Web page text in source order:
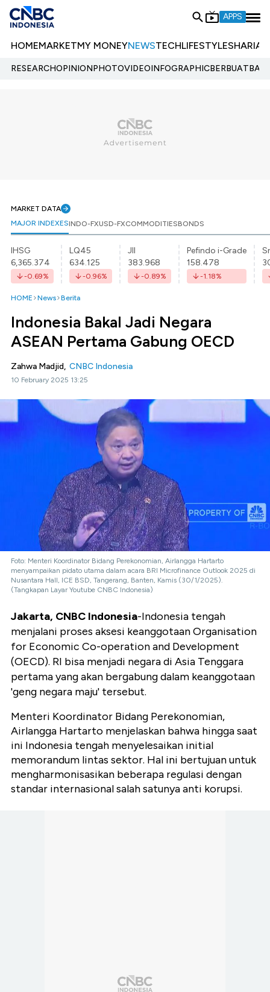
APPS
HOMEMARKETMY MONEYNEWSTECHLIFESTYLESHARIA
RESEARCHOPINIONPHOTOVIDEOINFOGRAPHIC
MARKET DATA
MAJOR INDEXESINDO-FXUSD-FXCOMMODITIESBONDS
IHSG
6,365.374
-0.69%
LQ45
634.125
-0.96%
JII
383.968
-0.89%
Pefindo i-Grade
158.478
-1.18%
HOME News Berita
Indonesia Bakal Jadi Negara
ASEAN Pertama Gabung OECD
Zahwa Madjid, CNBC Indonesia
10 February 2025 13:25
Foto: Menteri Koordinator Bidang Perekonomian, Airlangga Hartarto
menyampaikan pidato utama dalam acara BRI Microfinance Outlook 2025 di
Nusantara Hall, ICE BSD, Tangerang, Banten, Kamis (30/1/2025).
(Tangkapan Layar Youtube CNBC Indonesia)
Jakarta, CNBC Indonesia-Indonesia tengah
menjalani proses aksesi keanggotaan Organisation
for Economic Co-operation and Development
(OECD). RI bisa menjadi negara di Asia Tenggara
pertama yang akan bergabung dalam keanggotaan
'geng negara maju' tersebut.
Menteri Koordinator Bidang Perekonomian,
Airlangga Hartarto menjelaskan bahwa hingga saat
ini Indonesia tengah menyelesaikan initial
memorandum lintas sektor. Hal ini bertujuan untuk
mengharmonisasikan beberapa regulasi dengan
standar internasional salah satunya anti korupsi.